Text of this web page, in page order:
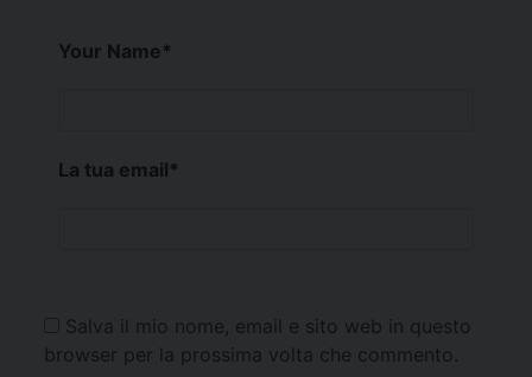
Your Name*
La tua email*
Salva il mio nome, email e sito web in questo
browser per la prossima volta che commento.